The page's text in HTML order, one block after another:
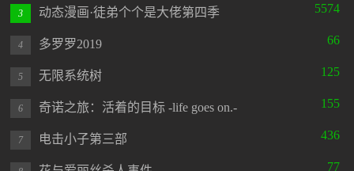
3 动态漫画·徒弟个个是大佬第四季 5574
4 多罗罗2019 66
5 无限系统树 125
6 奇诺之旅：活着的目标 -life goes on.- 155
7 电击小子第三部 436
77